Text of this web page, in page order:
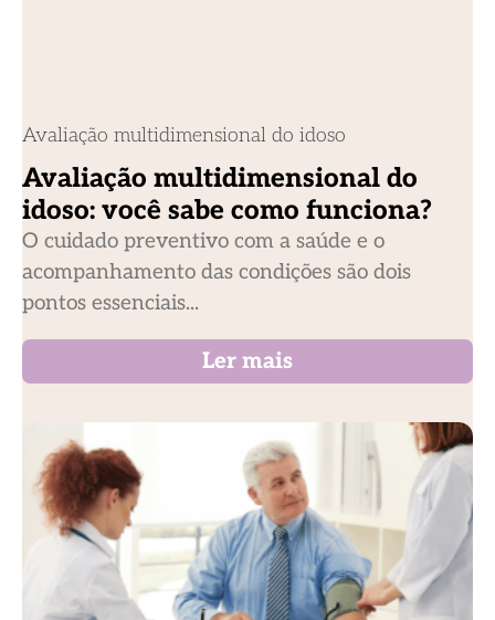
Avaliação multidimensional do idoso
Avaliação multidimensional do
idoso: você sabe como funciona?
O cuidado preventivo com a saúde e o
acompanhamento das condições são dois
pontos essenciais...
Ler mais